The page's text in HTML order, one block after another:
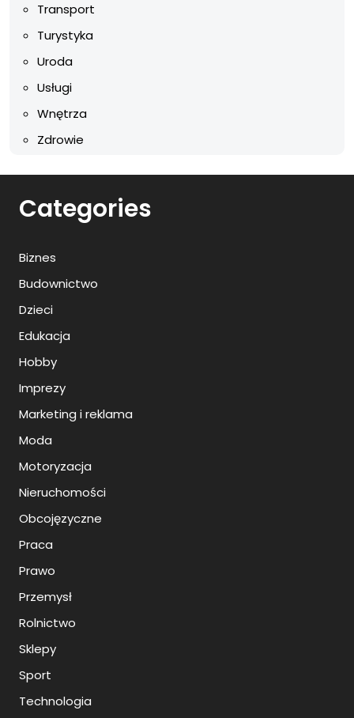
Transport
Turystyka
Uroda
Usługi
Wnętrza
Zdrowie
Categories
Biznes
Budownictwo
Dzieci
Edukacja
Hobby
Imprezy
Marketing i reklama
Moda
Motoryzacja
Nieruchomości
Obcojęzyczne
Praca
Prawo
Przemysł
Rolnictwo
Sklepy
Sport
Technologia